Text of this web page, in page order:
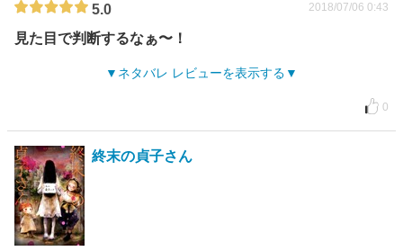
5.0 2018/07/06 0:43
見た目で判断するなぁ〜！
ネタバレ レビューを表示する
0
終末の貞子さん